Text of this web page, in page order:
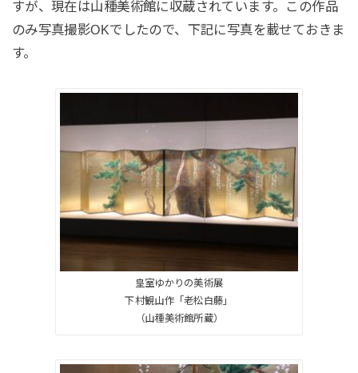
すが、現在は山種美術館に収蔵されています。この作品
のみ写真撮影OKでしたので、下記に写真を載せておきま
す。
皇室ゆかりの美術展
下村観山作「老松白藤」
（山種美術館所蔵）